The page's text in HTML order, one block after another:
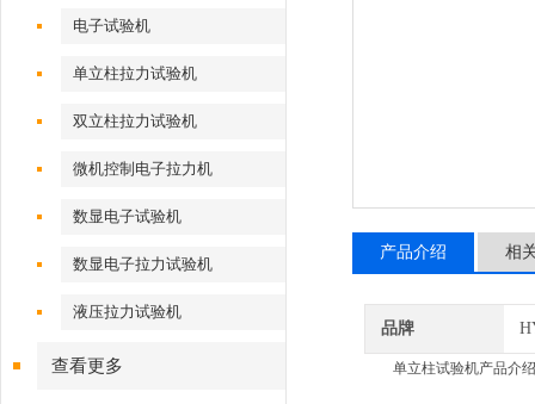
电子试验机
单立柱拉力试验机
双立柱拉力试验机
微机控制电子拉力机
数显电子试验机
数显电子拉力试验机
液压拉力试验机
查看更多
产品介绍 相
品牌
单立柱试验机产品介